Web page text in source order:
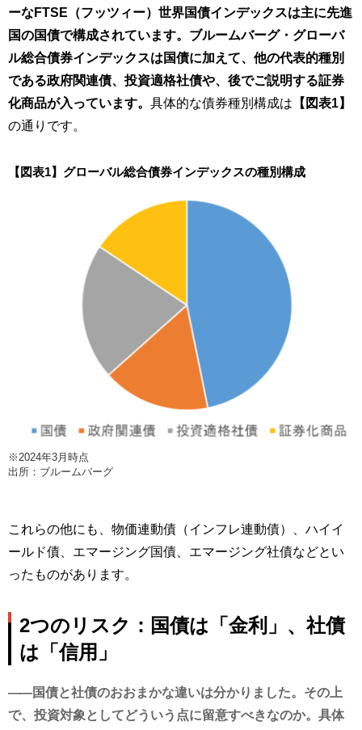
ーなFTSE（フッツィー）世界国債インデックスは主に先進
国の国債で構成されています。ブルームバーグ・グローバ
ル総合債券インデックスは国債に加えて、他の代表的種別
である政府関連債、投資適格社債や、後でご説明する証券
化商品が入っています。 具体的な債券種別構成は 【図表1】
の通りです。
【図表1】グローバル総合債券インデックスの種別構成
※2024年3月時点
出所：ブルームバーグ
これらの他にも、物価連動債（インフレ連動債）、ハイイ
ールド債、エマージング国債、エマージング社債などとい
ったものがあります。
2つのリスク：国債は「金利」、社債
は「信用」
国債と社債のおおまかな違いは分かりました。その上
で、投資対象としてどういう点に留意すべきなのか。具体